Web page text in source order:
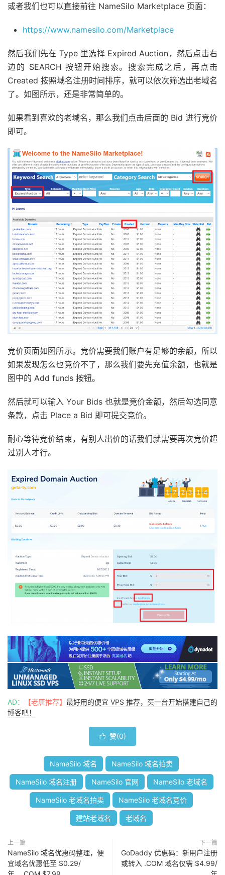
或者我们也可以直接前往 NameSilo Marketplace 页面：
https://www.namesilo.com/Marketplace
然后我们先在 Type 里选择 Expired Auction，然后点击右
边的 SEARCH 按钮开始搜索。搜索完成之后，再点击
Created 按照域名注册时间排序，就可以依次筛选出老域名
了。如图所示，还是非常简单的。
如果看到喜欢的老域名，那么我们点击后面的 Bid 进行竞价
即可。
竞价页面如图所示。竞价需要我们账户有足够的余额，所以
如果发现怎么也竞价不了，那么我们要先充值余额，也就是
图中的 Add funds 按钮。
然后就可以输入 Your Bids 也就是竞价金额，然后勾选同意
条款，点击 Place a Bid 即可提交竞价。
耐心等待竞价结束，有别人出价的话我们就需要再次竞价超
过别人才行。
AD： 【老唐推荐】 最好用的便宜 VPS 推荐，买一台开始搭建自己的
博客吧！
 赞(0)
NameSilo 域名 NameSilo 域名拍卖
NameSilo 域名注册 NameSilo 官网 NameSilo 老域名
NameSilo 老域名拍卖 NameSilo 老域名竞价
建站老域名 老域名
上一篇
NameSilo 域名优惠码整理，便
宜域名优惠低至 $0.29/
下一篇
GoDaddy 优惠码：新用户注册
或转入 .COM 域名仅需 $4.99/